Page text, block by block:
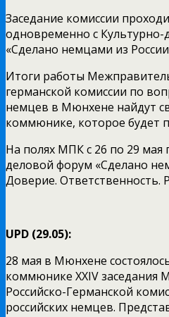
Заседание комиссии
одновременно с
«Сделано немцами из
Итоги работы
германской комиссии по
немцев в Мюнхене найдут
коммюнике, которое будет
На полях МПК с 26 по 29 мая
деловой форум «Сделано
Доверие. Ответственность.
UPD (29.05):
28 мая в Мюнхене
коммюнике XXIV заседания
Российско-Германской
российских немцев.